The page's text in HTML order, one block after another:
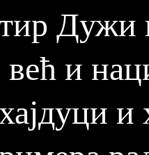
Дужи
већ и